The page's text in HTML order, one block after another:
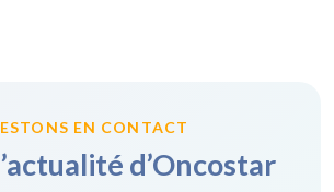
EN CONTACT
d’Oncostar